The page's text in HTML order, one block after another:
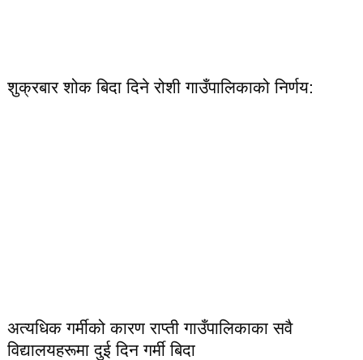
शुक्रबार शोक बिदा दिने रोशी गाउँपालिकाको निर्णय:
अत्यधिक गर्मीको कारण राप्ती गाउँपालिकाका सवै
विद्यालयहरूमा दुई दिन गर्मी बिदा